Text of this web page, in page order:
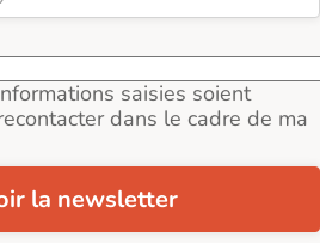
saisies soient
dans le cadre de ma
la newsletter